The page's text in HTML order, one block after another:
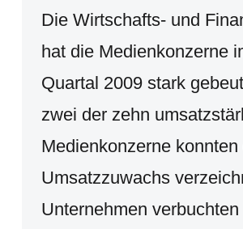
Die Wirtschafts- und
hat die Medienkonzerne
Quartal 2009 stark
zwei der zehn
Medienkonzerne konnten
Umsatzzuwachs
Unternehmen verbuchten